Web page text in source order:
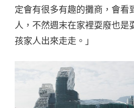
定會有很多有趣的攤商，會看
人，不然週末在家裡耍廢也是
孩家人出來走走。」